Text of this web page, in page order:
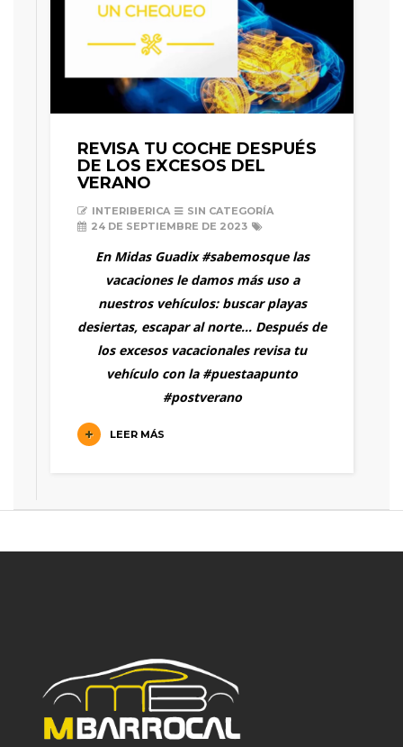
REVISA TU COCHE DESPUÉS
DE LOS EXCESOS DEL
VERANO
INTERIBERICA
SIN CATEGORÍA
24 DE SEPTIEMBRE DE 2023
En Midas Guadix#sabemosque las
vacaciones le damos más uso a
nuestros vehículos: buscar playas
desiertas, escapar al norte… Después de
los excesos vacacionales revisa tu
vehículo con la #puestaapunto
#postverano
LEER MÁS